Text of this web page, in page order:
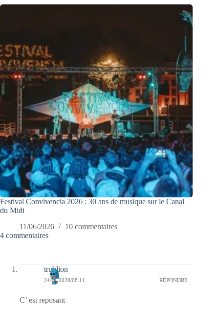
Festival Convivencia 2026 : 30 ans de musique sur le Canal
du Midi
11/06/2026
10 commentaires
4 commentaires
trublion
24/11/2020/08:11 RÉPONDRE
C’ est reposant